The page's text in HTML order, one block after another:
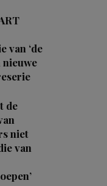
van ‘de
nieuwe
de
niet
van